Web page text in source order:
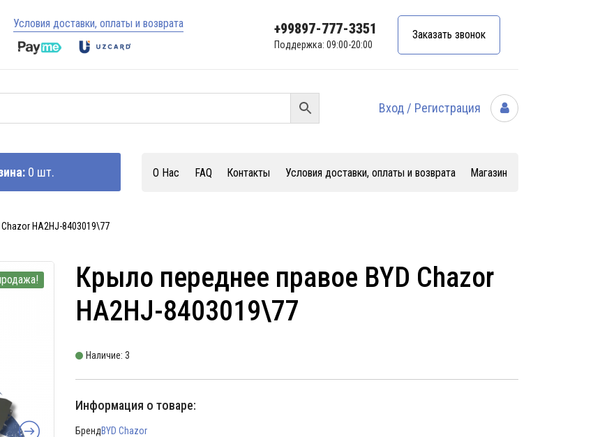
Условия доставки, оплаты и возврата +99897-777-3351
Поддержка: 09:00-20:00
Заказать звонок
Вход / Регистрация
0 шт. О Нас FAQ Контакты Условия доставки, оплаты и возврата Магазин
HA2HJ-8403019\77
Крыло переднее правое BYD Chazor
HA2HJ-8403019\77
Наличие: 3
Информация о товаре:
БрендBYD Chazor